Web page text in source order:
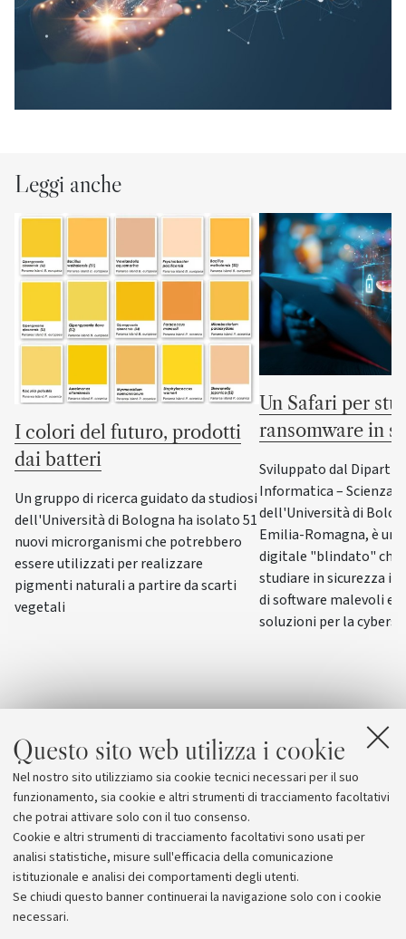
Questo sito web utilizza i cookie
Nel nostro sito utilizziamo sia cookie tecnici necessari per il suo
funzionamento, sia cookie e altri strumenti di tracciamento facoltativi
che potrai attivare solo con il tuo consenso.
Cookie e altri strumenti di tracciamento facoltativi sono usati per
analisi statistiche, misure sull'efficacia della comunicazione
istituzionale e analisi dei comportamenti degli utenti.
Se chiudi questo banner continuerai la navigazione solo con i cookie
necessari.
Leggi anche
I colori del futuro, prodotti
dai batteri
Un gruppo di ricerca guidato da studiosi
dell'Università di Bologna ha isolato 51
nuovi microrganismi che potrebbero
essere utilizzati per realizzare
pigmenti naturali a partire da scarti
vegetali
Un Safari per
ransomware in
Sviluppato dal
Informatica – Scienza
dell'Università di
Emilia-Romagna, è un
digitale "blindato" che
studiare in sicurezza il
di software malevoli e
soluzioni per la